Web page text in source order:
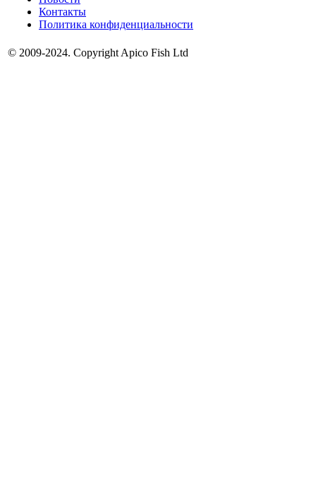
Контакты
Политика конфиденциальности
© 2009-2024. Copyright Apico Fish Ltd